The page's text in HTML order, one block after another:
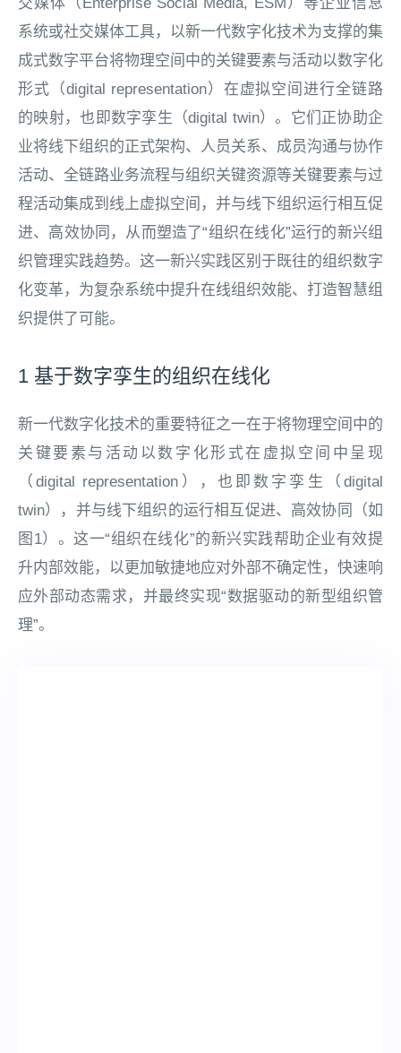
系统或社交媒体工具，以新一代数字化技术为支撑的集
成式数字平台将物理空间中的关键要素与活动以数字化
形式（digital representation）在虚拟空间进行全链路
的映射，也即数字孪生（digital twin）。它们正协助企
业将线下组织的正式架构、人员关系、成员沟通与协作
活动、全链路业务流程与组织关键资源等关键要素与过
程活动集成到线上虚拟空间，并与线下组织运行相互促
进、高效协同，从而塑造了“组织在线化”运行的新兴组
织管理实践趋势。这一新兴实践区别于既往的组织数字
化变革，为复杂系统中提升在线组织效能、打造智慧组
织提供了可能。
1 基于数字孪生的组织在线化
新一代数字化技术的重要特征之一在于将物理空间中的
关键要素与活动以数字化形式在虚拟空间中呈现
（digital representation），也即数字孪生（digital
twin），并与线下组织的运行相互促进、高效协同（如
图1）。这一“组织在线化”的新兴实践帮助企业有效提
升内部效能，以更加敏捷地应对外部不确定性，快速响
应外部动态需求，并最终实现“数据驱动的新型组织管
理”。